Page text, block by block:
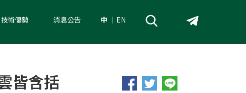
技術優勢 消息公告 中 EN
皆含括